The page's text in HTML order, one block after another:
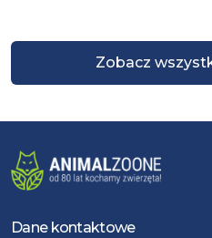
Zobacz
Dane kontaktowe